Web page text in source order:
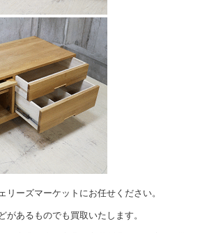
リーズマーケットにお任せください。
があるものでも買取いたします。